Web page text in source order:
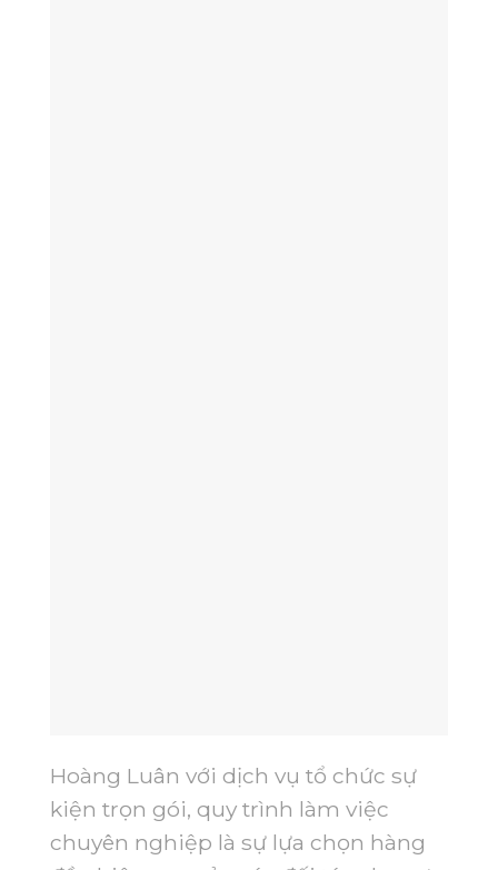
Hoàng Luân với dịch vụ tổ chức sự
kiện trọn gói, quy trình làm việc
chuyên nghiệp là sự lựa chọn hàng